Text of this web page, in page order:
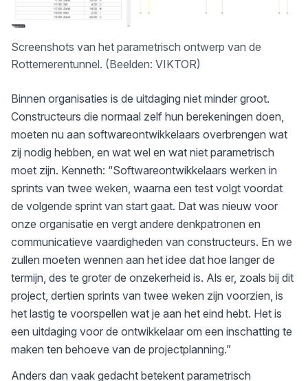
Screenshots van het parametrisch ontwerp van de
Rottemerentunnel. (Beelden: VIKTOR)
Binnen organisaties is de uitdaging niet minder groot.
Constructeurs die normaal zelf hun berekeningen doen,
moeten nu aan softwareontwikkelaars overbrengen wat
zij nodig hebben, en wat wel en wat niet parametrisch
moet zijn. Kenneth: “Softwareontwikkelaars werken in
sprints van twee weken, waarna een test volgt voordat
de volgende sprint van start gaat. Dat was nieuw voor
onze organisatie en vergt andere denkpatronen en
communicatieve vaardigheden van constructeurs. En we
zullen moeten wennen aan het idee dat hoe langer de
termijn, des te groter de onzekerheid is. Als er, zoals bij dit
project, dertien sprints van twee weken zijn voorzien, is
het lastig te voorspellen wat je aan het eind hebt. Het is
een uitdaging voor de ontwikkelaar om een inschatting te
maken ten behoeve van de projectplanning.”
Anders dan vaak gedacht betekent parametrisch